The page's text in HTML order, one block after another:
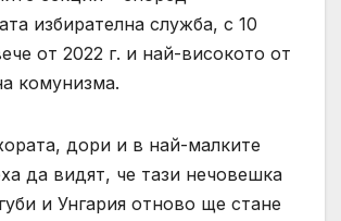
избирателна служба, с 10
от 2022 г. и най-високото от
комунизма.
дори и в най-малките
да видят, че тази нечовешка
и Унгария отново ще стане